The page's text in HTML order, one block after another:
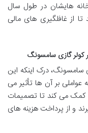
هایشان در طول سال
از غافلگیری های مالی
کولر گازی سامسونگ
سامسونگ، درک اینکه این
بر آن ها تأثیر می
کمک می کند تا تصمیمات
و از پرداخت هزینه های